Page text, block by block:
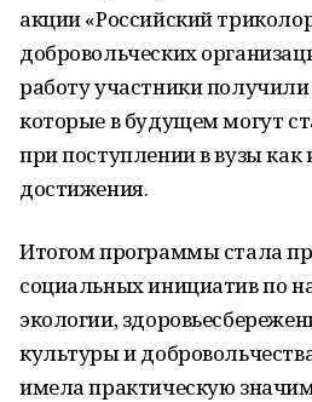
акции «Российский
добровольческих
работу участники
которые в будущем могут
при поступлении в вузы
достижения.
Итогом программы стала
социальных инициатив по
экологии,
культуры и
имела практическую